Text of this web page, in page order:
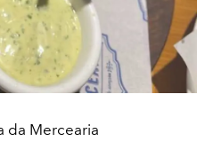
da Mercearia